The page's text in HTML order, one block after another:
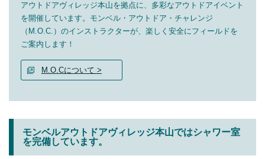
アウトドアヴィレッジ本山を拠点に、多彩なアウトドアイベント
を開催しています。モンベル・アウトドア・チャレンジ
（M.O.C.）のインストラクターが、楽しく安全にフィールドを
ご案内します！
M.O.Cについて >
モンベルアウトドアヴィレッジ本山ではシャワー室
を完備しています。